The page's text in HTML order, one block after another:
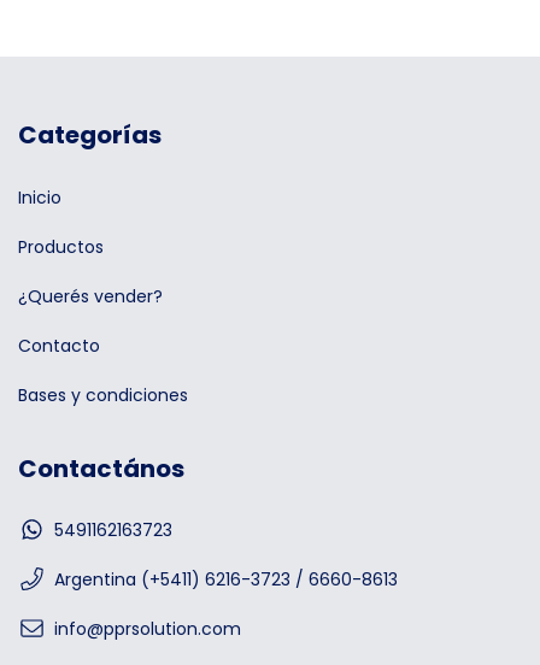
Categorías
Inicio
Productos
¿Querés vender?
Contacto
Bases y condiciones
Contactános
5491162163723
Argentina (+5411) 6216-3723 / 6660-8613
info@pprsolution.com